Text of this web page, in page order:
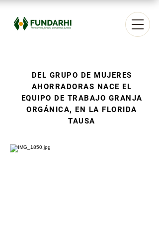
DEL GRUPO DE MUJERES
AHORRADORAS NACE EL
EQUIPO DE TRABAJO GRANJA
ORGÁNICA, EN LA FLORIDA
TAUSA